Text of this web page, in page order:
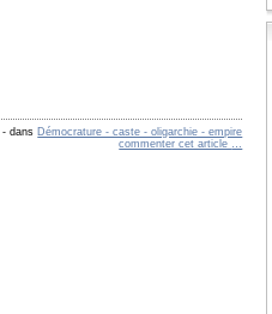
- dans Démocrature - caste - oligarchie - empire
commenter cet article